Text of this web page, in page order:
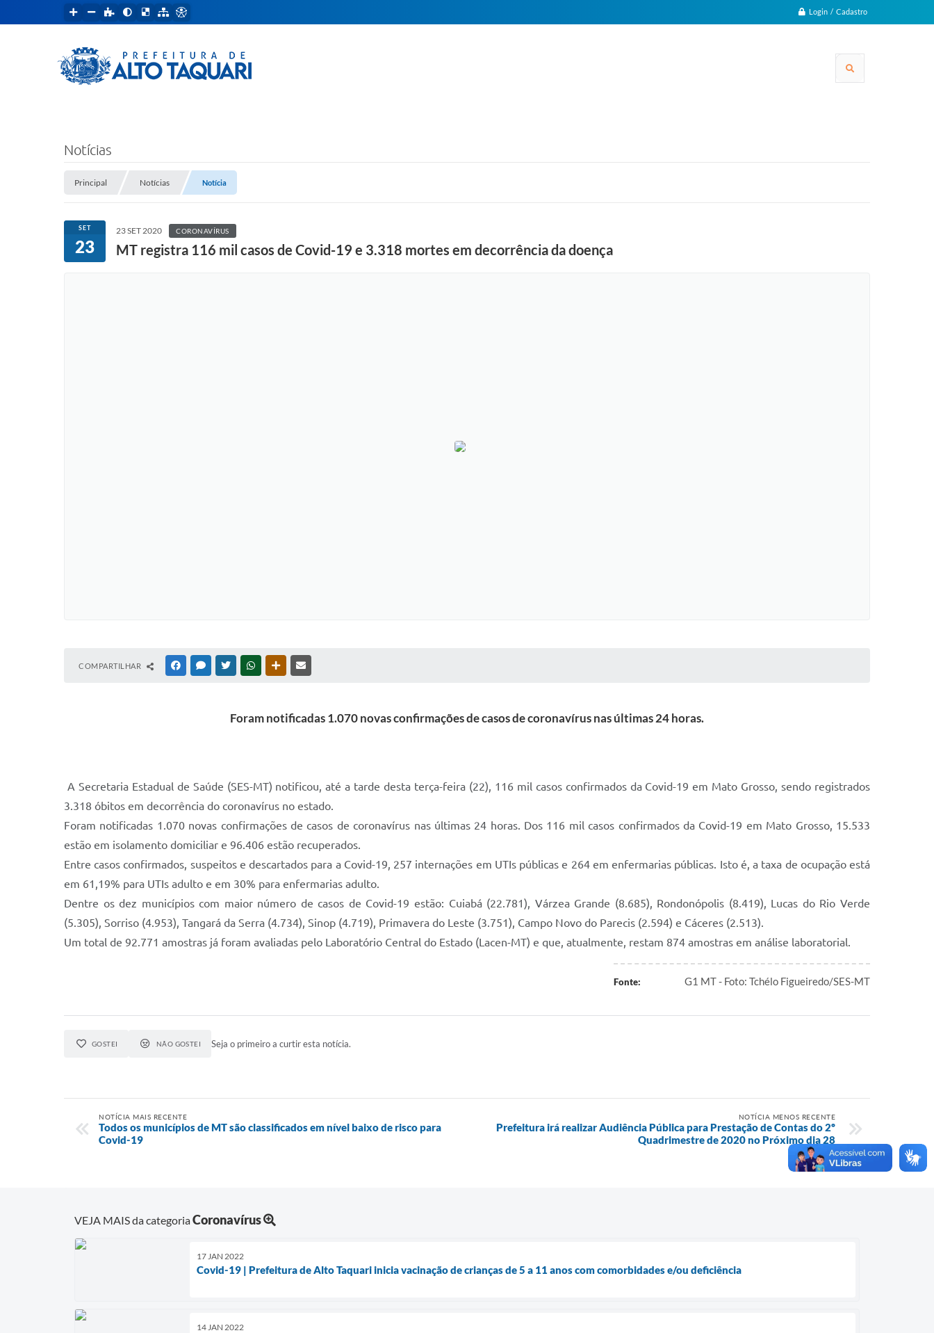
Login / Cadastro
Notícias
Principal Notícias Notícia
SET
23
23 SET 2020 CORONAVÍRUS
MT registra 116 mil casos de Covid-19 e 3.318 mortes em decorrência da doença
COMPARTILHAR FACEBOOKMESSENGER
TWITTERWHATSAPPOUTRAS MÍDIAS
Foram notificadas 1.070 novas confirmações de casos de coronavírus nas últimas 24 horas.
A Secretaria Estadual de Saúde (SES-MT) notificou, até a tarde desta terça-feira (22), 116 mil casos confirmados da Covid-19 em Mato Grosso, sendo registrados
3.318 óbitos em decorrência do coronavírus no estado.
Foram notificadas 1.070 novas confirmações de casos de coronavírus nas últimas 24 horas. Dos 116 mil casos confirmados da Covid-19 em Mato Grosso, 15.533
estão em isolamento domiciliar e 96.406 estão recuperados.
Entre casos confirmados, suspeitos e descartados para a Covid-19, 257 internações em UTIs públicas e 264 em enfermarias públicas. Isto é, a taxa de ocupação está
em 61,19% para UTIs adulto e em 30% para enfermarias adulto.
Dentre os dez municípios com maior número de casos de Covid-19 estão: Cuiabá (22.781), Várzea Grande (8.685), Rondonópolis (8.419), Lucas do Rio Verde
(5.305), Sorriso (4.953), Tangará da Serra (4.734), Sinop (4.719), Primavera do Leste (3.751), Campo Novo do Parecis (2.594) e Cáceres (2.513).
Um total de 92.771 amostras já foram avaliadas pelo Laboratório Central do Estado (Lacen-MT) e que, atualmente, restam 874 amostras em análise laboratorial.
Fonte: G1 MT - Foto: Tchélo Figueiredo/SES-MT
GOSTEI NÃO GOSTEI Seja o primeiro a curtir esta notícia.
NOTÍCIA MAIS RECENTE
Todos os municípios de MT são classificados em nível baixo de risco para
Covid-19
NOTÍCIA MENOS RECENTE
Prefeitura irá realizar Audiência Pública para Prestação de Contas do 2º
Quadrimestre de 2020 no Próximo dia 28
VEJA MAIS da categoriaCoronavírus
17 JAN 2022
Covid-19 | Prefeitura de Alto Taquari inicia vacinação de crianças de 5 a 11 anos com comorbidades e/ou deficiência
14 JAN 2022